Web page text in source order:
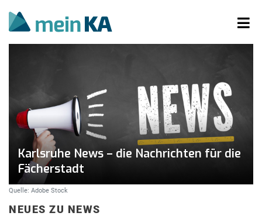
Karlsruhe News – die Nachrichten für die
Fächerstadt
Quelle: Adobe Stock
NEUES ZU NEWS